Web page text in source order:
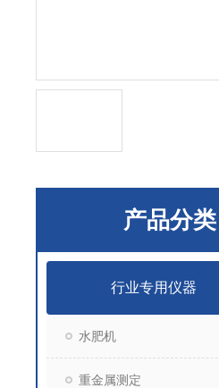
产品分类
行业专用仪器
水肥机
重金属测定